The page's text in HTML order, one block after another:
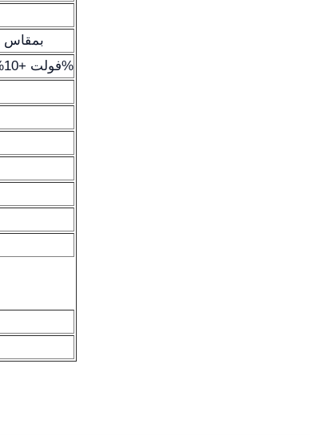
شاشة LCD بمقاس 12.1 بوصة
AC 220 فولت +10%، 50 هرتز +2%